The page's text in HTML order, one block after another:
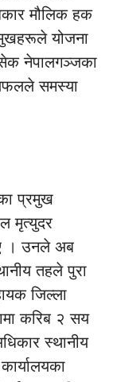
मौलिक हक
योजना
नेपालगञ्जका
समस्या
प्रमुख
मृत्युदर
। उनले अब
तहले पुरा
जिल्ला
करिब २ सय
स्थानीय